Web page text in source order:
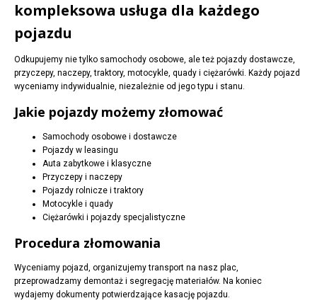
kompleksowa usługa dla każdego
pojazdu
Odkupujemy nie tylko samochody osobowe, ale też pojazdy dostawcze,
przyczepy, naczepy, traktory, motocykle, quady i ciężarówki. Każdy pojazd
wyceniamy indywidualnie, niezależnie od jego typu i stanu.
Jakie pojazdy możemy złomować
Samochody osobowe i dostawcze
Pojazdy w leasingu
Auta zabytkowe i klasyczne
Przyczepy i naczepy
Pojazdy rolnicze i traktory
Motocykle i quady
Ciężarówki i pojazdy specjalistyczne
Procedura złomowania
Wyceniamy pojazd, organizujemy transport na nasz plac,
przeprowadzamy demontaż i segregację materiałów. Na koniec
wydajemy dokumenty potwierdzające kasację pojazdu.